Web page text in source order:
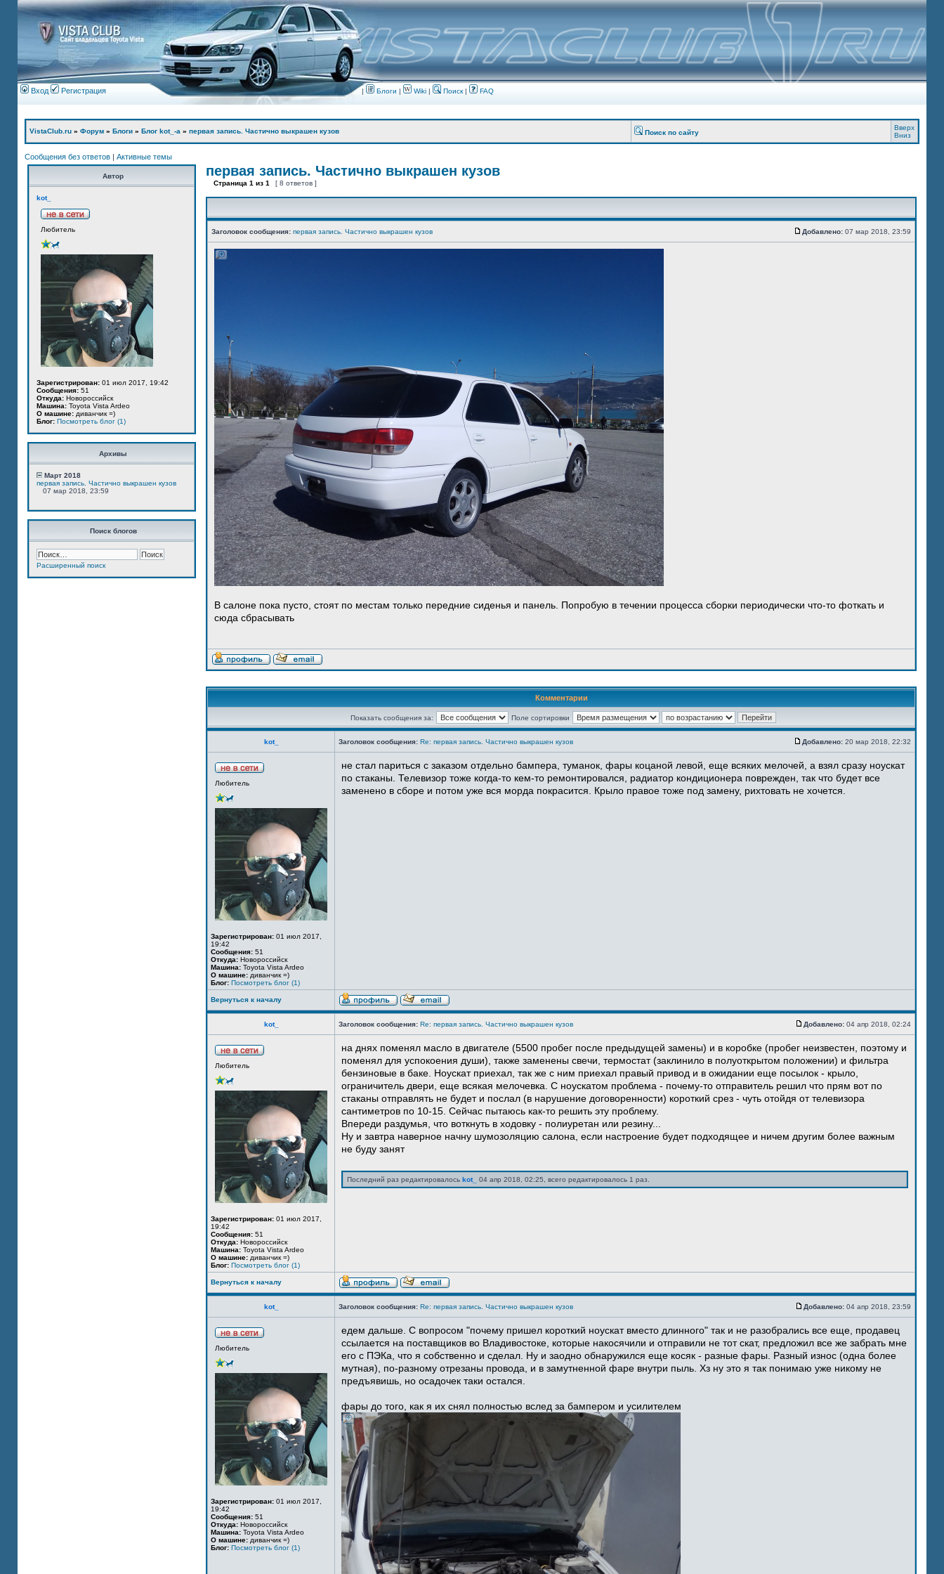
Вход Регистрация | Блоги | Wiki | Поиск| FAQ
VistaClub.ru » Форум » Блоги » Блог kot_-а » первая запись. Частично выкрашен кузов Поиск по сайту
Вверх
Вниз
Сообщения без ответов | Активные темы
Автор
kot_
Любитель
Зарегистрирован: 01 июл 2017, 19:42
Сообщения: 51
Откуда: Новороссийск
Машина: Toyota Vista Ardeo
О машине: диванчик =)
Блог: Посмотреть блог (1)
Архивы
Март 2018
первая запись. Частично выкрашен кузов
07 мар 2018, 23:59
Поиск блогов
Расширенный поиск
первая запись. Частично выкрашен кузов
Страница 1 из 1 [ 8 ответов ]
Заголовок сообщения: первая запись. Частично выкрашен кузов Добавлено: 07 мар 2018, 23:59
В салоне пока пусто, стоят по местам только передние сиденья и панель. Попробую в течении процесса сборки периодически что-то фоткать и
сюда сбрасывать
Комментарии
Показать сообщения за: Поле сортировки
kot_ Заголовок сообщения: Re: первая запись. Частично выкрашен кузов Добавлено: 20 мар 2018, 22:32
Любитель
Зарегистрирован: 01 июл 2017,
19:42
Сообщения: 51
Откуда: Новороссийск
Машина: Toyota Vista Ardeo
О машине: диванчик =)
Блог: Посмотреть блог (1)
не стал париться с заказом отдельно бампера, туманок, фары коцаной левой, еще всяких мелочей, а взял сразу ноускат
по стаканы. Телевизор тоже когда-то кем-то ремонтировался, радиатор кондиционера поврежден, так что будет все
заменено в сборе и потом уже вся морда покрасится. Крыло правое тоже под замену, рихтовать не хочется.
Вернуться к началу
kot_ Заголовок сообщения: Re: первая запись. Частично выкрашен кузов Добавлено: 04 апр 2018, 02:24
Любитель
Зарегистрирован: 01 июл 2017,
19:42
Сообщения: 51
Откуда: Новороссийск
Машина: Toyota Vista Ardeo
О машине: диванчик =)
Блог: Посмотреть блог (1)
на днях поменял масло в двигателе (5500 пробег после предыдущей замены) и в коробке (пробег неизвестен, поэтому и
поменял для успокоения души), также заменены свечи, термостат (заклинило в полуоткрытом положении) и фильтра
бензиновые в баке. Ноускат приехал, так же с ним приехал правый привод и в ожидании еще посылок - крыло,
ограничитель двери, еще всякая мелочевка. С ноускатом проблема - почему-то отправитель решил что прям вот по
стаканы отправлять не будет и послал (в нарушение договоренности) короткий срез - чуть отойдя от телевизора
сантиметров по 10-15. Сейчас пытаюсь как-то решить эту проблему.
Впереди раздумья, что воткнуть в ходовку - полиуретан или резину...
Ну и завтра наверное начну шумозоляцию салона, если настроение будет подходящее и ничем другим более важным
не буду занят
Последний раз редактировалось kot_ 04 апр 2018, 02:25, всего редактировалось 1 раз.
Вернуться к началу
kot_ Заголовок сообщения: Re: первая запись. Частично выкрашен кузов Добавлено: 04 апр 2018, 23:59
Любитель
Зарегистрирован: 01 июл 2017,
19:42
Сообщения: 51
Откуда: Новороссийск
Машина: Toyota Vista Ardeo
О машине: диванчик =)
Блог: Посмотреть блог (1)
едем дальше. С вопросом "почему пришел короткий ноускат вместо длинного" так и не разобрались все еще, продавец
ссылается на поставщиков во Владивостоке, которые накосячили и отправили не тот скат, предложил все же забрать мне
его с ПЭКа, что я собственно и сделал. Ну и заодно обнаружился еще косяк - разные фары. Разный износ (одна более
мутная), по-разному отрезаны провода, и в замутненной фаре внутри пыль. Хз ну это я так понимаю уже никому не
предъявишь, но осадочек таки остался.
фары до того, как я их снял полностью вслед за бампером и усилителем